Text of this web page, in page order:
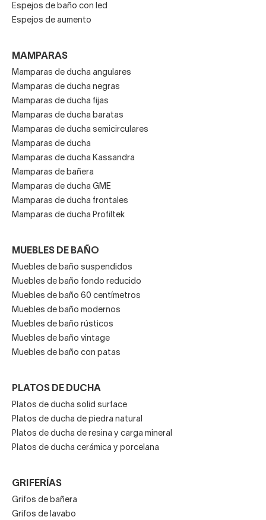
Espejos de baño con led
Espejos de aumento
MAMPARAS
Mamparas de ducha angulares
Mamparas de ducha negras
Mamparas de ducha fijas
Mamparas de ducha baratas
Mamparas de ducha semicirculares
Mamparas de ducha
Mamparas de ducha Kassandra
Mamparas de bañera
Mamparas de ducha GME
Mamparas de ducha frontales
Mamparas de ducha Profiltek
MUEBLES DE BAÑO
Muebles de baño suspendidos
Muebles de baño fondo reducido
Muebles de baño 60 centímetros
Muebles de baño modernos
Muebles de baño rústicos
Muebles de baño vintage
Muebles de baño con patas
PLATOS DE DUCHA
Platos de ducha solid surface
Platos de ducha de piedra natural
Platos de ducha de resina y carga mineral
Platos de ducha cerámica y porcelana
GRIFERÍAS
Grifos de bañera
Grifos de lavabo